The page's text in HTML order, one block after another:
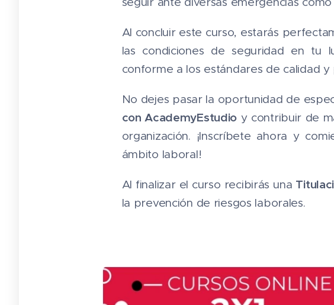
Al concluir este curso, estarás
las condiciones de seguridad en tu
conforme a los estándares de calidad
No dejes pasar la oportunidad de
con AcademyEstudio y contribuir de
organización. ¡Inscríbete ahora y
ámbito laboral!
Al finalizar el curso recibirás una
la prevención de riesgos laborales.